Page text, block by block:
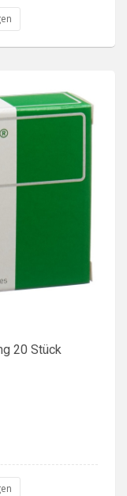
20 Stück